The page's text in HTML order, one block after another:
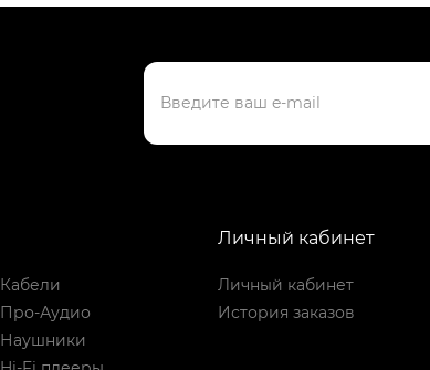
Кабели
Про-Аудио
Наушники
Личный кабинет
Личный кабинет
История заказов